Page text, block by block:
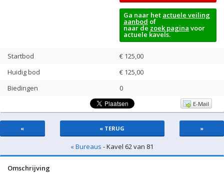
Ga naar het actuele veiling
aanbod of
naar de zoek pagina voor
actuele kavels.
Startbod
€ 125,00
Huidig bod
€ 125,00
Biedingen
0
E-Mail
« « TERUG »
« Bureaus - Kavel 62 van 81
Omschrijving